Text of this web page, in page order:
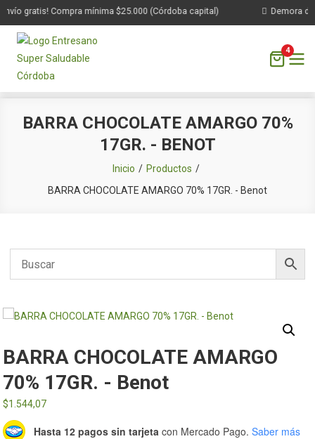
gratis! Compra mínima $25.000 (Córdoba capital) Demora
4
BARRA CHOCOLATE AMARGO 70%
17GR. - BENOT
Inicio
Productos
BARRA CHOCOLATE AMARGO 70% 17GR. - Benot
BARRA CHOCOLATE AMARGO
70% 17GR. - Benot
$1.544,07
Hasta 12 pagos sin tarjeta con Mercado Pago. Saber más